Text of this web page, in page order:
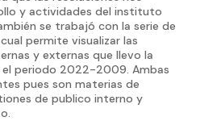
y actividades del instituto
se trabajó con la serie de
permite visualizar las
y externas que llevo la
periodo 2022-2009. Ambas
pues son materias de
de publico interno y